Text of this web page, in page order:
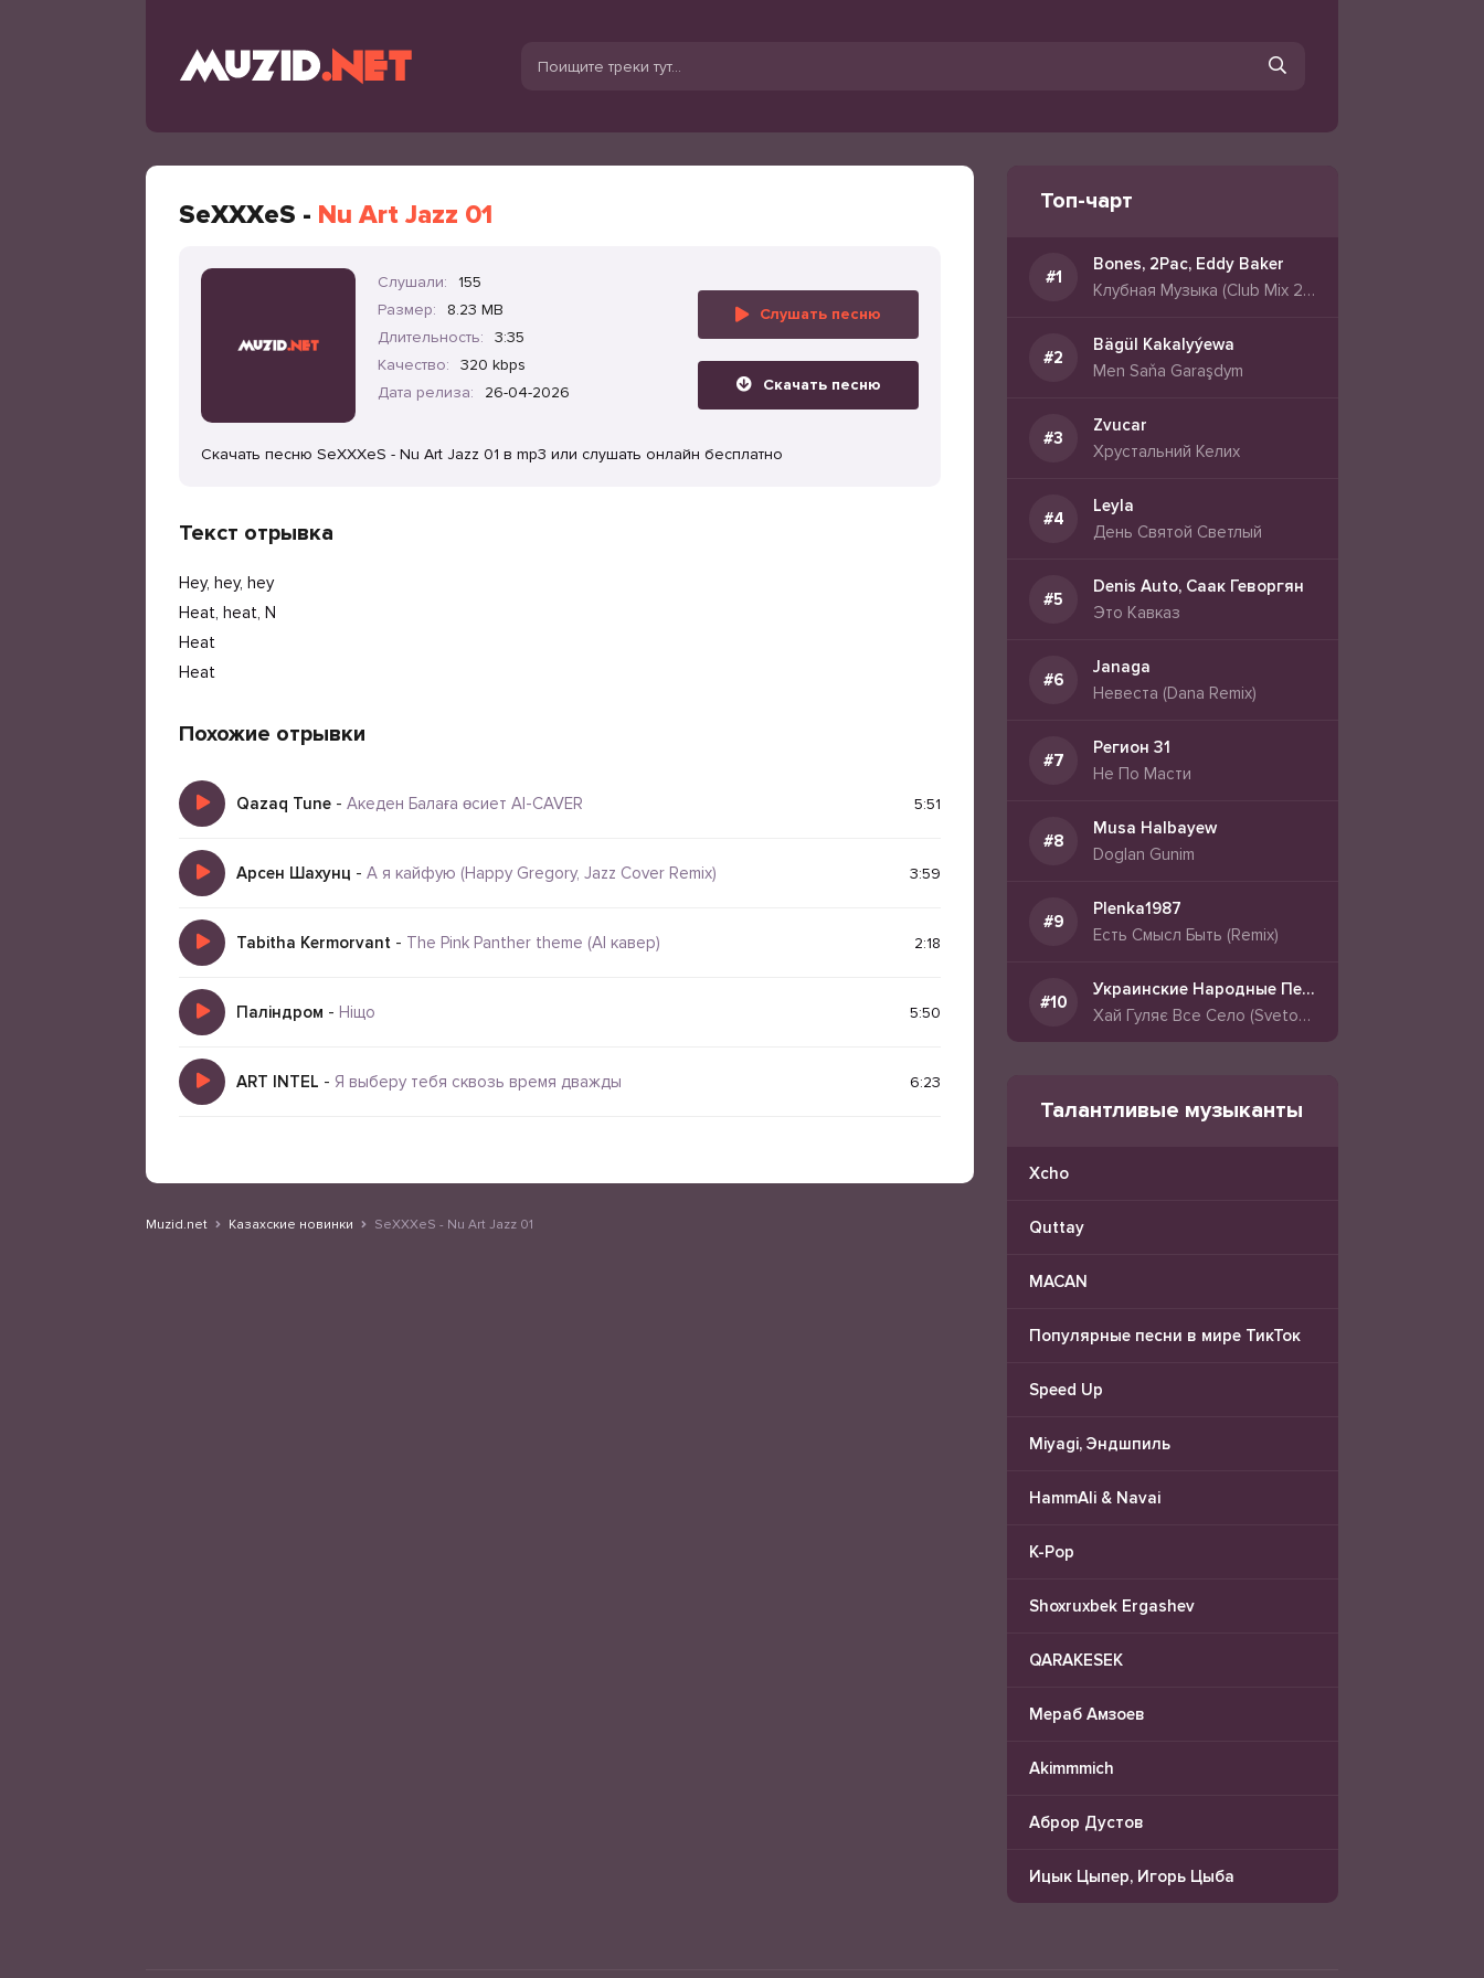
SeXXXeS - Nu Art Jazz 01
Слушали:
155
Размер:
8.23 MB
Длительность:
3:35
Качество:
320 kbps
Дата релиза:
26-04-2026
Слушать песню
Скачать песню
Скачать песню SeXXXeS - Nu Art Jazz 01 в mp3 или слушать онлайн бесплатно
Текст отрывка
Hey, hey, hey
Heat, heat, N
Heat
Heat
Похожие отрывки
Qazaq Tune - Акеден Балаға өсиет AI-CAVER 5:51
Арсен Шахунц - А я кайфую (Happy Gregory, Jazz Cover Remix) 3:59
Tabitha Kermorvant - The Pink Panther theme (AI кавер) 2:18
Паліндром - Нiщо 5:50
ART INTEL - Я выберу тебя сквозь время дважды 6:23
Muzid.net Казахские новинки SeXXXeS - Nu Art Jazz 01
Топ-чарт
Bones, 2Pac, Eddy Baker
Клубная Музыка (Club Mix 2026)
Bägül Kakalyýewa
Men Saňa Garaşdym
Zvucar
Хрустальний Келих
Leyla
День Святой Светлый
Denis Auto, Саак Геворгян
Это Кавказ
Janaga
Невеста (Dana Remix)
Регион 31
Не По Масти
Musa Halbayew
Doglan Gunim
Plenka1987
Есть Смысл Быть (Remix)
Украинские Народные Песни
Хай Гуляє Все Село (Svetogor Aggressive Big Beat Remix)
Талантливые музыканты
Xcho
Quttay
MACAN
Популярные песни в мире ТикТок
Speed Up
Miyagi, Эндшпиль
HammAli & Navai
K-Pop
Shoxruxbek Ergashev
QARAKESEK
Мераб Амзоев
Akimmmich
Аброр Дустов
Ицык Цыпер, Игорь Цыба